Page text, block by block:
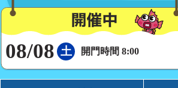
08/08 土 開門時間 8:00